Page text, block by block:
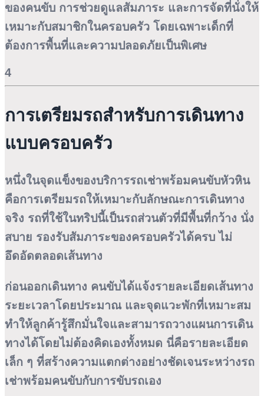
ของคนขับ การช่วยดูแลสัมภาระ และการจัดที่นั่งให้
เหมาะกับสมาชิกในครอบครัว โดยเฉพาะเด็กที่
ต้องการพื้นที่และความปลอดภัยเป็นพิเศษ
4
การเตรียมรถสำหรับการเดินทาง
แบบครอบครัว
หนึ่งในจุดแข็งของบริการรถเช่าพร้อมคนขับหัวหิน
คือการเตรียมรถให้เหมาะกับลักษณะการเดินทาง
จริง รถที่ใช้ในทริปนี้เป็นรถส่วนตัวที่มีพื้นที่กว้าง นั่ง
สบาย รองรับสัมภาระของครอบครัวได้ครบ ไม่
อึดอัดตลอดเส้นทาง
ก่อนออกเดินทาง คนขับได้แจ้งรายละเอียดเส้นทาง
ระยะเวลาโดยประมาณ และจุดแวะพักที่เหมาะสม
ทำให้ลูกค้ารู้สึกมั่นใจและสามารถวางแผนการเดิน
ทางได้โดยไม่ต้องคิดเองทั้งหมด นี่คือรายละเอียด
เล็ก ๆ ที่สร้างความแตกต่างอย่างชัดเจนระหว่างรถ
เช่าพร้อมคนขับกับการขับรถเอง